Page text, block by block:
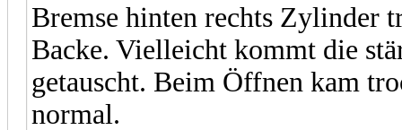
Bremse hinten rechts Zylinder
Backe. Vielleicht kommt die
getauscht. Beim Öffnen kam
normal.